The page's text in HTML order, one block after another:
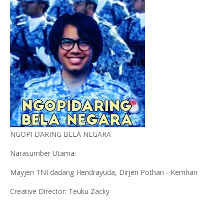
NGOPI DARING BELA NEGARA
Narasumber Utama:
Mayjen TNI dadang Hendrayuda, Dirjen Pothan - Kemhan
Creative Director: Teuku Zacky